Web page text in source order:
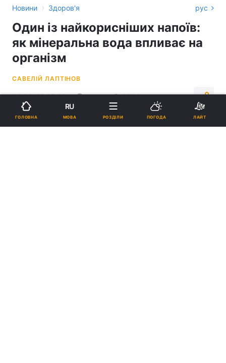
Новини › Здоров'я рус
Один із найкорисніших напоїв:
як мінеральна вода впливає на
організм
САВЕЛІЙ ЛАПТІНОВ
08:30, 22.05.26 4 хв. 3542
Підпишіться на нас в Google
ГОЛОВНА
RU
МОВА РОЗДІЛИ ПОГОДА ЛАЙТ